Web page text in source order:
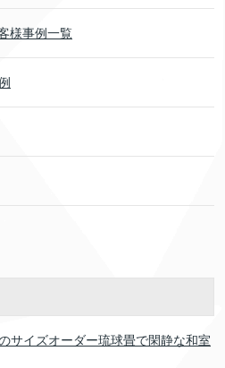
様事例一覧
サイズオーダー琉球畳で閑静な和室